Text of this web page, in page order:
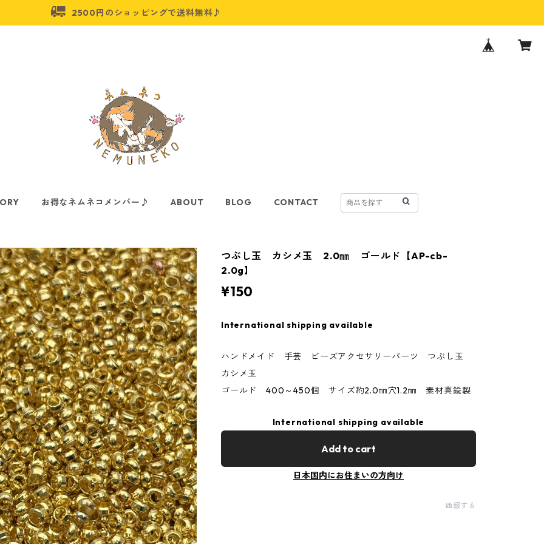
2500円のショッピングで送料無料♪
お得なネムネコメンバー♪ ABOUT BLOG CONTACT
つぶし玉 カシメ玉 2.0㎜ ゴールド【AP-cb-
2.0g】
¥150
International shipping available
ハンドメイド 手芸 ビーズアクセサリーパーツ つぶし玉
カシメ玉
ゴールド 400～450個 サイズ約2.0㎜穴1.2㎜ 素材真鍮製
International shipping available
Add to cart
日本国内にお住まいの方向け
通報する